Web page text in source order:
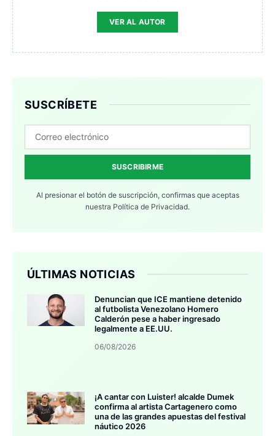
VER AL AUTOR
SUSCRÍBETE
SUSCRIBIRME
Al presionar el botón de suscripción, confirmas que aceptas
nuestra Política de Privacidad.
ÚLTIMAS NOTICIAS
Denuncian que ICE mantiene detenido
al futbolista Venezolano Homero
Calderón pese a haber ingresado
legalmente a EE.UU.
06/08/2026
¡A cantar con Luister! alcalde Dumek
confirma al artista Cartagenero como
una de las grandes apuestas del festival
náutico 2026